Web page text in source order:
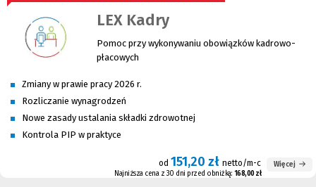
LEX Kadry
Pomoc przy wykonywaniu obowiązków kadrowo-
płacowych
Zmiany w prawie pracy 2026 r.
Rozliczanie wynagrodzeń
Nowe zasady ustalania składki zdrowotnej
Kontrola PIP w praktyce
od 151,20 zł netto/m-c
Najniższa cena z 30 dni przed obniżką: 168,00 zł
Więcej